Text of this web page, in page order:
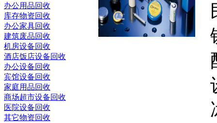
办公用品回收
库存物资回收
办公家具回收
建筑废品回收
机房设备回收
酒店饭店设备回收
办公设备回收
宾馆设备回收
家庭用品回收
商场超市设备回收
医院设备回收
其它物资回收